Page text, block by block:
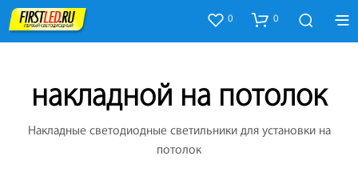
0 0
накладной на потолок
Накладные светодиодные светильники для установки на
потолок